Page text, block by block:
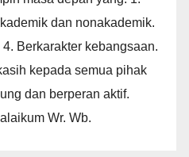
dan nonakademik.
Berkarakter kebangsaan.
kepada semua pihak
dan berperan aktif.
Wr. Wb.